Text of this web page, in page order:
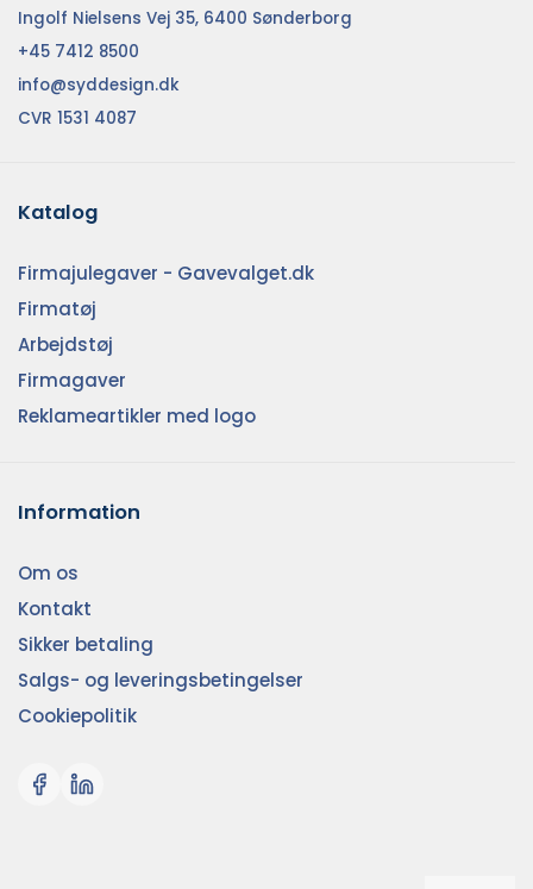
Ingolf Nielsens Vej 35, 6400 Sønderborg
+45 7412 8500
info@syddesign.dk
CVR 1531 4087
Katalog
Firmajulegaver - Gavevalget.dk
Firmatøj
Arbejdstøj
Firmagaver
Reklameartikler med logo
Information
Om os
Kontakt
Sikker betaling
Salgs- og leveringsbetingelser
Cookiepolitik